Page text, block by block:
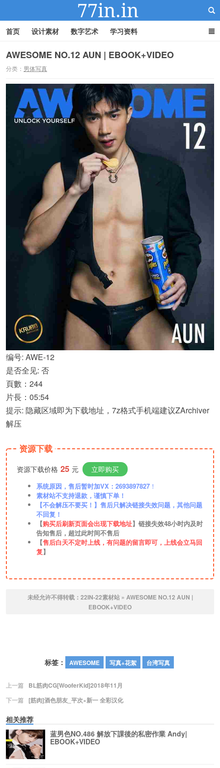
首页 设计素材 数字艺术 学习资料
AWESOME NO.12 AUN | EBOOK+VIDEO
分类： 男体写真
编号: AWE-12
是否全见: 否
頁數：244
片長：05:54
提示: 隐藏区域即为下载地址，7z格式手机端建议ZArchiver
解压
资源下载
资源下载价格 25 元 立即购买
系统原因，售后暂时加VX：2693897827 ！
素材站不支持退款，谨慎下单！
【不会解压不要买！】售后只解决链接失效问题，其他问题
不回复！
【购买后刷新页面会出现下载地址】链接失效48小时内及时
告知售后，超过此时间不售后
【售后白天不定时上线，有问题的留言即可，上线会立马回
复】
未经允许不得转载： 22IN-22素材站» AWESOME NO.12 AUN |
EBOOK+VIDEO
标签： AWESOME 写真+花絮 台湾写真
上一篇
BL筋肉CG[WooferKid]2018年11月
下一篇
[筋肉]酒色朋友_平次×新一 全彩汉化
相关推荐
蓝男色NO.486 解放下課後的私密作業 Andy|
EBOOK+VIDEO